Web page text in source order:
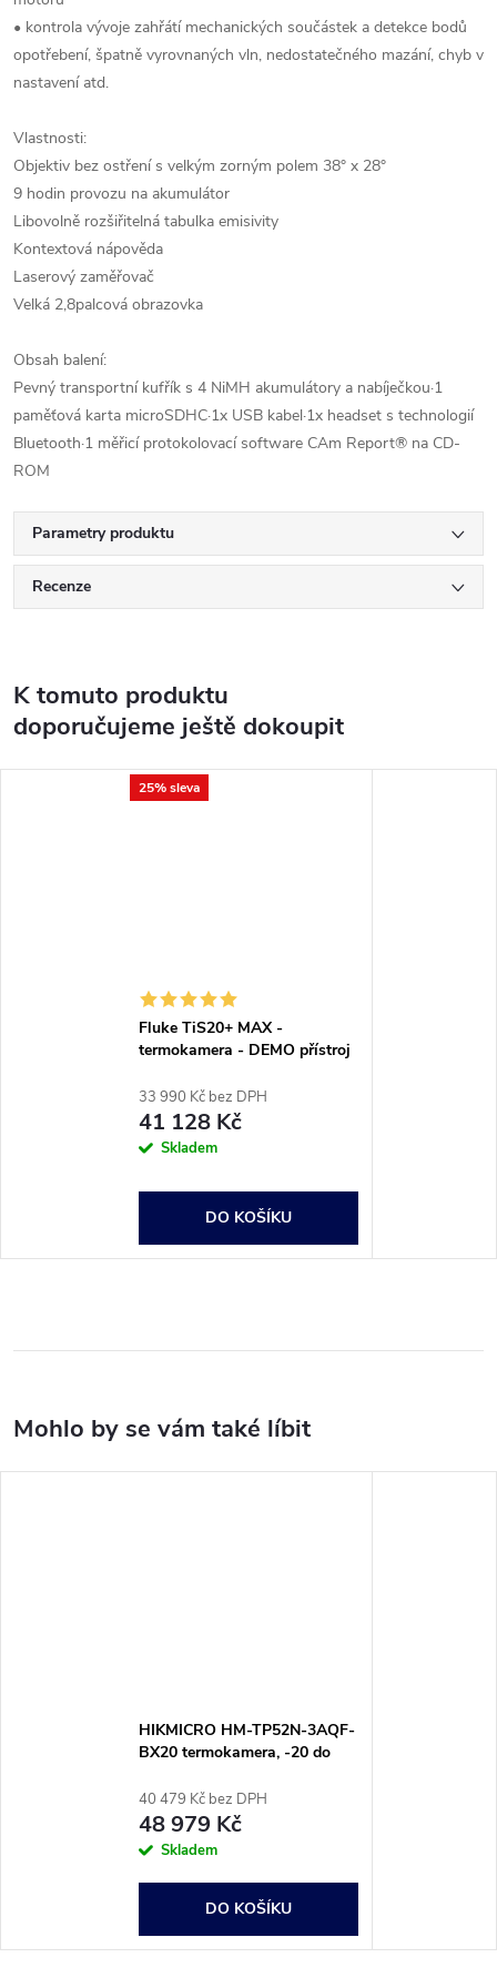
• kontrola vývoje zahřátí mechanických součástek a detekce bodů
opotřebení, špatně vyrovnaných vln, nedostatečného mazání, chyb v
nastavení atd.
Vlastnosti:
Objektiv bez ostření s velkým zorným polem 38° x 28°
9 hodin provozu na akumulátor
Libovolně rozšiřitelná tabulka emisivity
Kontextová nápověda
Laserový zaměřovač
Velká 2,8palcová obrazovka
Obsah balení:
Pevný transportní kufřík s 4 NiMH akumulátory a nabíječkou·1
paměťová karta microSDHC·1x USB kabel·1x headset s technologií
Bluetooth·1 měřicí protokolovací software CAm Report® na CD-
ROM
Parametry produktu
Recenze
K tomuto produktu
doporučujeme ještě dokoupit
25% sleva
Fluke TiS20+ MAX -
termokamera - DEMO přístroj
33 990 Kč bez DPH
41 128 Kč
Skladem
DO KOŠÍKU
HIKMICRO HM-TP52N-3AQF-
BX20 termokamera, -20 do
3AQF-BX20
40 479 Kč bez DPH
48 979 Kč
Skladem
DO KOŠÍKU